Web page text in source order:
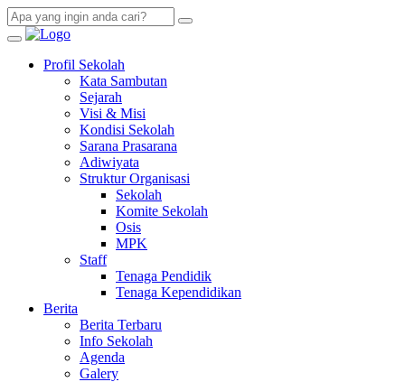
Profil Sekolah
Kata Sambutan
Sejarah
Visi & Misi
Kondisi Sekolah
Sarana Prasarana
Adiwiyata
Struktur Organisasi
Sekolah
Komite Sekolah
Osis
MPK
Staff
Tenaga Pendidik
Tenaga Kependidikan
Berita
Berita Terbaru
Info Sekolah
Agenda
Galery